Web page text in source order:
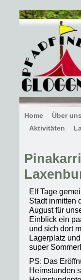
Home Über uns
Aktivitäten
Elf Tage
Stadt inmitten
August für
Einblick ein
und sich dort
Lagerplatz
super
PS: Das
Heimstunden